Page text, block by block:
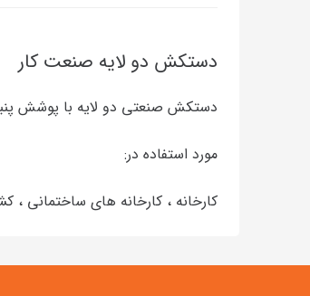
دستکش دو لایه صنعت کار
دستکش صنعتی دو لایه با پوشش
مورد استفاده در:
کارخانه ، کارخانه های ساختمانی ،